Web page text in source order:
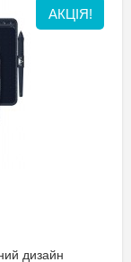
АКЦІЯ!
дизайн